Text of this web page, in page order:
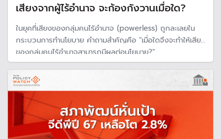
เสียงจากผู้ไร้อำนาจ จะก้องกังวานเมื่อใด?
ในยุคที่เสียงของกลุ่มคนไร้อำนาจ (powerless) ถูกละเลยใน
กระบวนการทำนโยบาย คำถามสำคัญคือ "เมื่อใดจึงจะทำให้เสียง
ของกลุ่มคนไร้อำนาจสามารถมีผลต่อนโยบาย?"